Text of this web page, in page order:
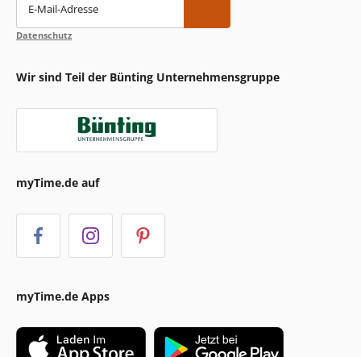
E-Mail-Adresse
Datenschutz
Wir sind Teil der Bünting Unternehmensgruppe
myTime.de auf
myTime.de Apps